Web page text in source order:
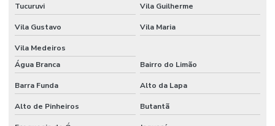
Etiquetas Adesivas Térmicas Para Identificação
Etiquetas Autocolantes
Etiquetas Autocolantes Personalizadas
Etiquetas Bopp Adesiva
Etiquetas Bopp Adesiva Para Câmara Fria
Tucuruvi Vila Guilherme
Vila Gustavo Vila Maria
Vila Medeiros
Água Branca
Bairro do Limão
Barra Funda Alto da Lapa
Alto de Pinheiros Butantã